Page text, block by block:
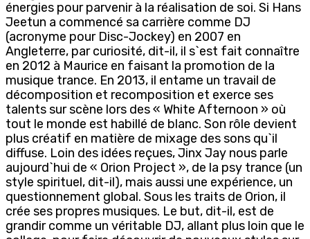
énergies pour parvenir à la réalisation de soi. Si Hans
Jeetun a commencé sa carrière comme DJ
(acronyme pour Disc-Jockey) en 2007 en
Angleterre, par curiosité, dit-il, il s`est fait connaître
en 2012 à Maurice en faisant la promotion de la
musique trance. En 2013, il entame un travail de
décomposition et recomposition et exerce ses
talents sur scène lors des « White Afternoon » où
tout le monde est habillé de blanc. Son rôle devient
plus créatif en matière de mixage des sons qu`il
diffuse. Loin des idées reçues, Jinx Jay nous parle
aujourd`hui de « Orion Project », de la psy trance (un
style spirituel, dit-il), mais aussi une expérience, un
questionnement global. Sous les traits de Orion, il
crée ses propres musiques. Le but, dit-il, est de
grandir comme un véritable DJ, allant plus loin que le